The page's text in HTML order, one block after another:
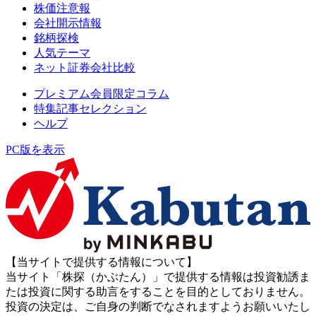
株価注意報
会社開示情報
銘柄探検
人気テーマ
ネット証券会社比較
プレミアム会員限定コラム
特集記事セレクション
ヘルプ
PC版を表示
【当サイトで提供する情報について】
当サイト「株探（かぶたん）」で提供する情報は投資勧誘ま
たは投資に関する助言をすることを目的としておりません。
投資の決定は、ご自身の判断でなされますようお願いいたし